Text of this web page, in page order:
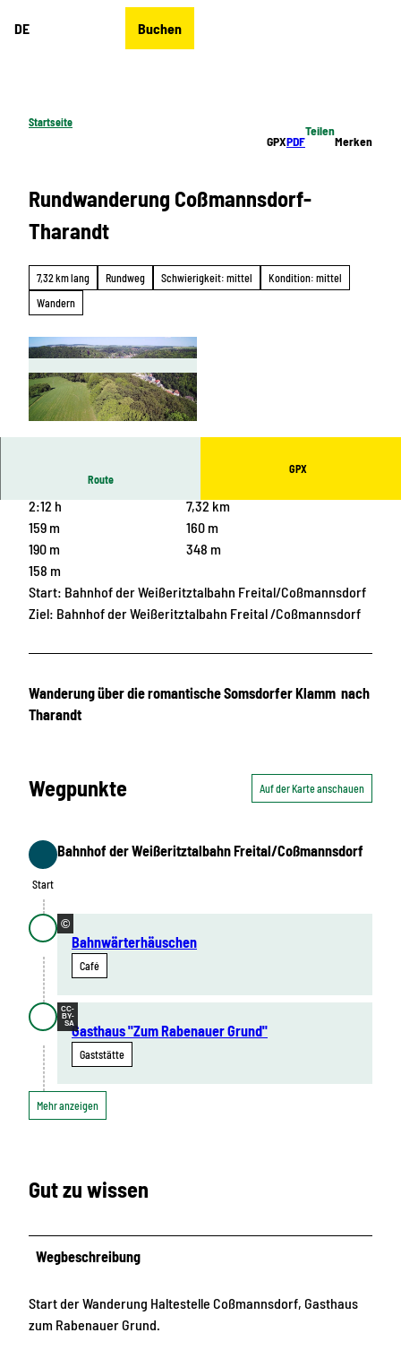
DE Buchen
Startseite
GPXPDF
Teilen
Merken
Rundwanderung Coßmannsdorf-
Tharandt
7,32 km lang Rundweg Schwierigkeit: mittel
Kondition: mittel
Wandern
Route
GPX
2:12 h
7,32 km
159 m
160 m
190 m
348 m
158 m
Start: Bahnhof der Weißeritztalbahn Freital/Coßmannsdorf
Ziel: Bahnhof der Weißeritztalbahn Freital /Coßmannsdorf
Wanderung über die romantische Somsdorfer Klamm nach
Tharandt
Wegpunkte Auf der Karte anschauen
Start
Start
Bahnhof der Weißeritztalbahn Freital/Coßmannsdorf
©
Bahnwärterhäuschen
Café
CC-
BY-
SAGasthaus "Zum Rabenauer Grund"
Gaststätte
Mehr anzeigen
Gut zu wissen
Wegbeschreibung
Start der Wanderung Haltestelle Coßmannsdorf, Gasthaus
zum Rabenauer Grund.